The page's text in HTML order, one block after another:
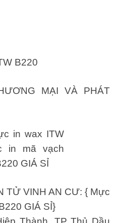
MẠI VÀ PHÁT
TỬ VINH AN CƯ: { Mực
GIÁ SỈ}